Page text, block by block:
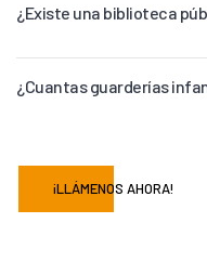
¿Existe una biblioteca
¿Cuantas guarderías
¡LLÁMENOS AHORA!